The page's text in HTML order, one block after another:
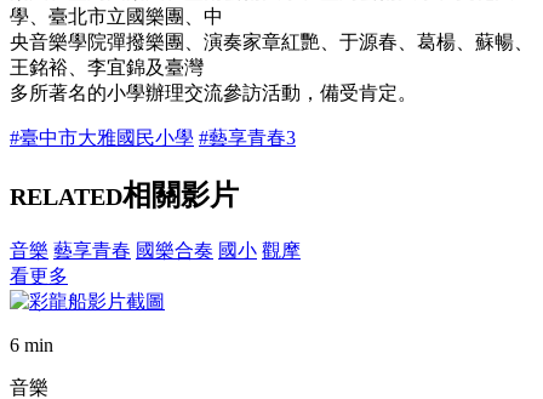
學、臺北市立國樂團、中
央音樂學院彈撥樂團、演奏家章紅艷、于源春、葛楊、蘇暢、
王銘裕、李宜錦及臺灣
多所著名的小學辦理交流參訪活動，備受肯定。
#臺中市大雅國民小學 #藝享青春3
RELATED相關影片
音樂 藝享青春 國樂合奏 國小 觀摩
看更多
6 min
音樂